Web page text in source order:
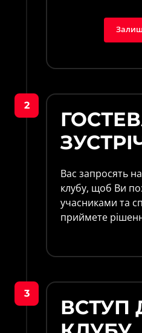
2
Вас запросять на
клубу, щоб Ви
учасниками та
приймете
3
ВСТУП